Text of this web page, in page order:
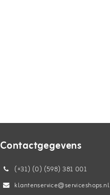
Contactgegevens
(+31) (0) (598) 381 001
klantenservice@serviceshops.nl